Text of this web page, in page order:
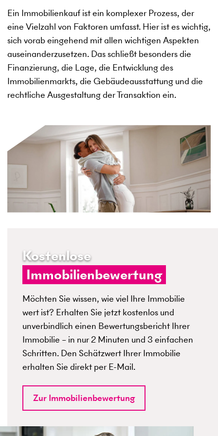
Ein Immobilienkauf ist ein komplexer Prozess, der
eine Vielzahl von Faktoren umfasst. Hier ist es wichtig,
sich vorab eingehend mit allen wichtigen Aspekten
auseinanderzusetzen. Das schließt besonders die
Finanzierung, die Lage, die Entwicklung des
Immobilienmarkts, die Gebäudeausstattung und die
rechtliche Ausgestaltung der Transaktion ein.
Kostenlose
Immobilienbewertung
Möchten Sie wissen, wie viel Ihre Immobilie
wert ist? Erhalten Sie jetzt kostenlos und
unverbindlich einen Bewertungsbericht Ihrer
Immobilie – in nur 2 Minuten und 3 einfachen
Schritten. Den Schätzwert Ihrer Immobilie
erhalten Sie direkt per E-Mail.
Zur Immobilienbewertung